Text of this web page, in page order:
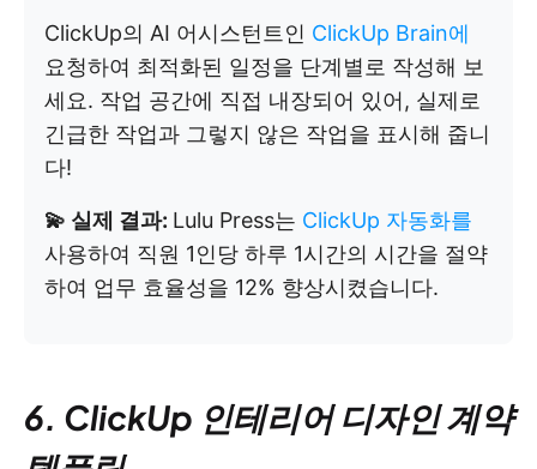
ClickUp의 AI 어시스턴트인 ClickUp Brain에
요청하여 최적화된 일정을 단계별로 작성해 보
세요. 작업 공간에 직접 내장되어 있어, 실제로
긴급한 작업과 그렇지 않은 작업을 표시해 줍니
다!
💫 실제 결과: Lulu Press는 ClickUp 자동화를
사용하여 직원 1인당 하루 1시간의 시간을 절약
하여 업무 효율성을 12% 향상시켰습니다.
6. ClickUp 인테리어 디자인 계약